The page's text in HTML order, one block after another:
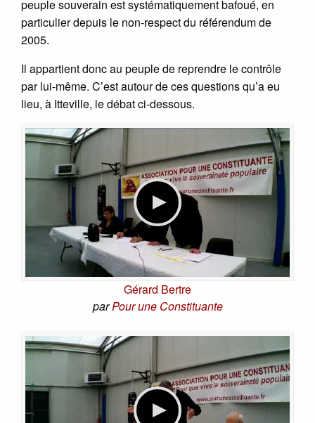
peuple souverain est systématiquement bafoué, en
particulier depuis le non-respect du référendum de
2005.
Il appartient donc au peuple de reprendre le contrôle
par lui-même. C’est autour de ces questions qu’a eu
lieu, à Itteville, le débat ci-dessous.
Gérard Bertre
parPour une Constituante